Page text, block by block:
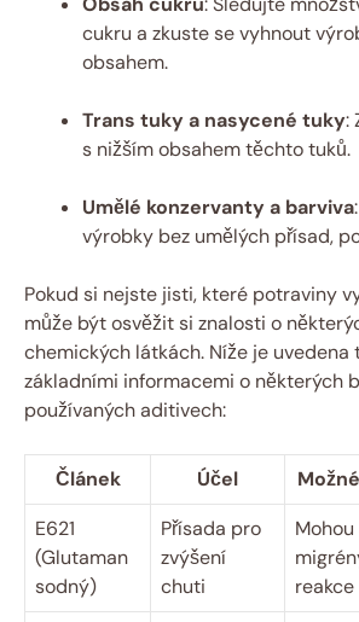
cukru a zkuste se vyhnout
obsahem.
Trans tuky a nasycené tuky:
s nižším obsahem těchto tuků.
Umělé konzervanty a barviva
výrobky bez umělých přísad,
Pokud si nejste jisti, které potraviny
může být osvěžit si znalosti o
chemických látkách. Níže je uvedena
základními informacemi o některých
používaných aditivech:
Článek Účel
E621
(Glutaman
sodný)
Přísada pro
zvýšení
chuti
reakce